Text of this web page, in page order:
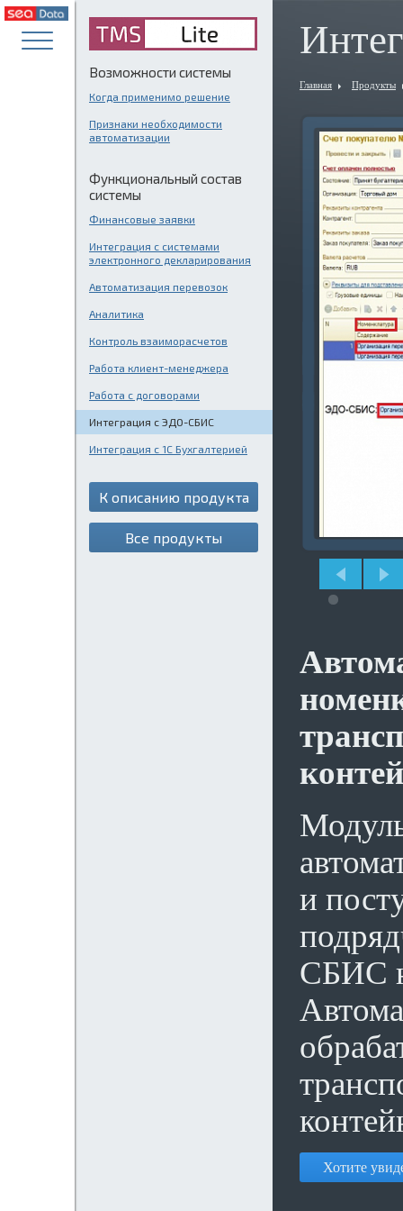
Возможности системы
Когда применимо решение
Признаки необходимости
автоматизации
Функциональный состав
системы
Финансовые заявки
Интеграция с системами
электронного декларирования
Автоматизация перевозок
Аналитика
Контроль взаиморасчетов
Работа клиент-менеджера
Работа с договорами
Интеграция с ЭДО-СБИС
Интеграция с 1С Бухгалтерией
К описанию продукта
Все продукты
Главная Продукты
и
СБИС
Хотите